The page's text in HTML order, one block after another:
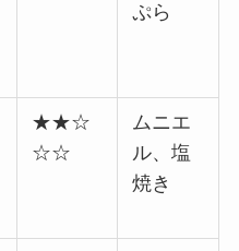
ぷら
★★☆
☆☆
ムニエ
ル、塩
焼き